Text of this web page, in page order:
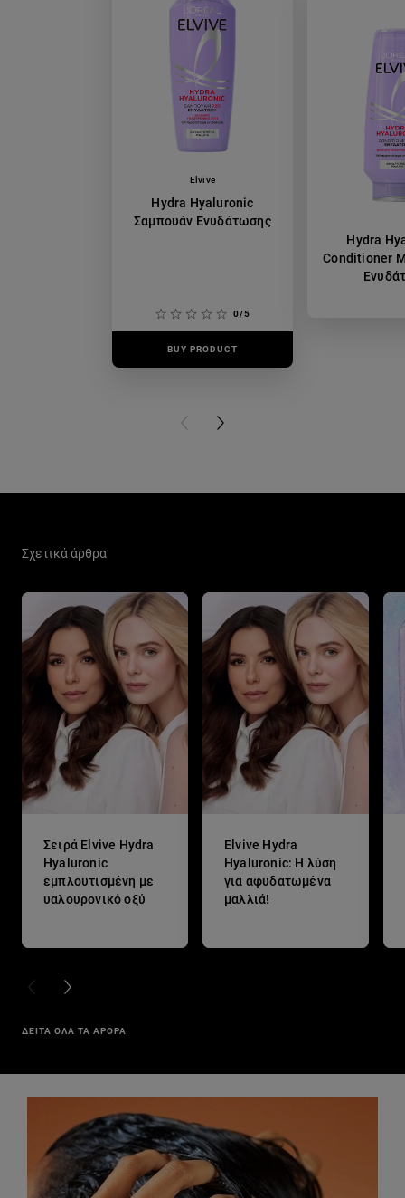
Elvive
Hydra Hyaluronic
Σαμπουάν Ενυδάτωσης
0/5
BUY PRODUCT
Hydra
Conditioner
PREVIOUS CARD
NEXT CARD
Σχετικά άρθρα
Σειρά Elvive Hydra
Hyaluronic
εμπλουτισμένη με
υαλουρονικό οξύ
Εlvive Hydra
Hyaluronic: H λύση
για αφυδατωμένα
μαλλιά!
PREVIOUS CARD
NEXT CARD
ΔΕΙΤΑ ΟΛΑ ΤΑ ΑΡΘΡΑ